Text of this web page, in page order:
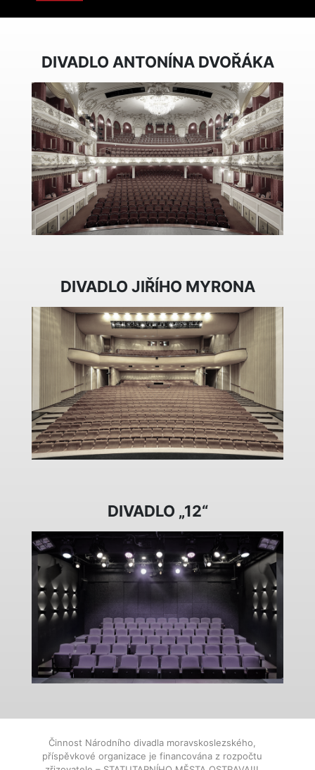
DIVADLO ANTONÍNA DVOŘÁKA
DIVADLO JIŘÍHO MYRONA
DIVADLO „12“
Činnost Národního divadla moravskoslezského,
příspěvkové organizace je financována z rozpočtu